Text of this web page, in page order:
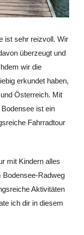
ist sehr reizvoll. Wir
überzeugt und
wir die
erkundet haben,
Österreich. Mit
ist ein
Fahrradtour
mit Kindern alles
Bodensee-Radweg
Aktivitäten
ich dir in diesem